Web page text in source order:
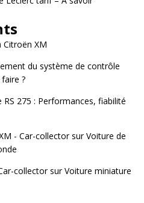
XM
du système de contrôle
?
RS 275 : Performances, fiabilité
- Car-collectorsurVoiture de
collectorsurVoiture miniature